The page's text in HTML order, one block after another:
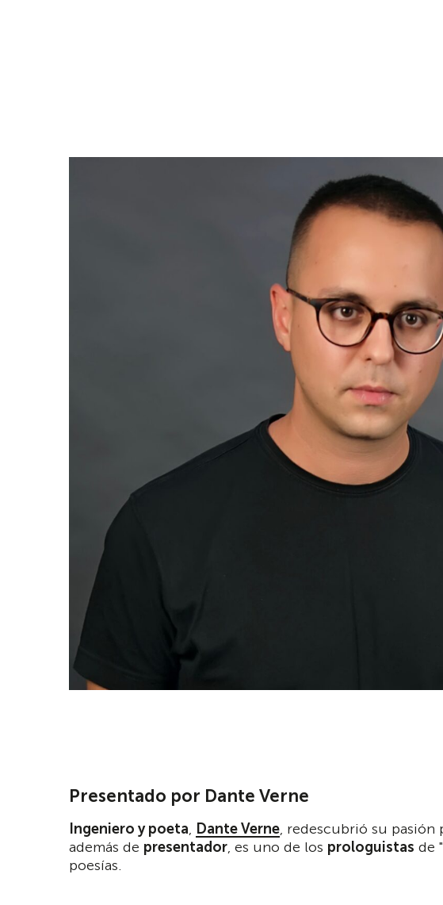
Presentado por Dante Verne
Ingeniero y poeta, Dante Verne, redescubrió su pasión
además de presentador, es uno de los prologuistas de
poesías.